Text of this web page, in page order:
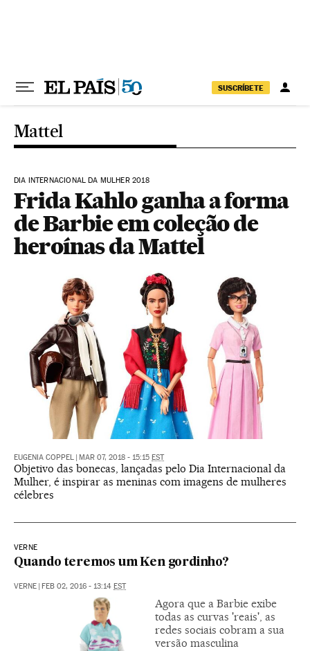
SUSCRÍBETE
Mattel
DIA INTERNACIONAL DA MULHER 2018
Frida Kahlo ganha a forma
de Barbie em coleção de
heroínas da Mattel
EUGENIA COPPEL MAR 07, 2018 - 15:15 EST
Objetivo das bonecas, lançadas pelo Dia Internacional da
Mulher, é inspirar as meninas com imagens de mulheres
célebres
VERNE
Quando teremos um Ken gordinho?
VERNE FEB 02, 2016 - 13:14 EST
Agora que a Barbie exibe
todas as curvas 'reais', as
redes sociais cobram a sua
versão masculina